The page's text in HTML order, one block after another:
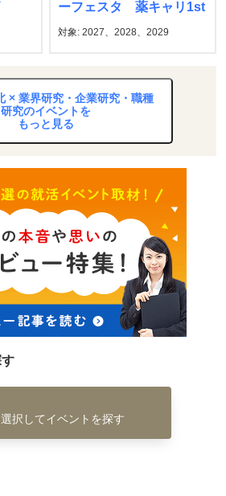
ーフェスタ 薬キャリ1st
対象: 2027、2028、2029
× 業界研究・企業研究・職種
研究のイベントを
もっと見る
択してイベントを探す